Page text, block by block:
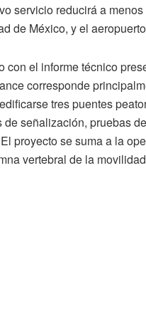
servicio reducirá a
de México, y el
con el informe técnico
corresponde
tres puentes
de señalización, pruebas
proyecto se suma a la
vertebral de la